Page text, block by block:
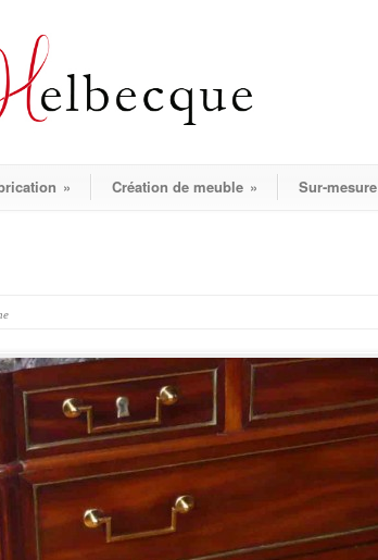
» Création de meuble » Sur-mesure